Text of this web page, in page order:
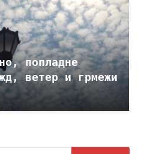
попладне
ветер и грмежи